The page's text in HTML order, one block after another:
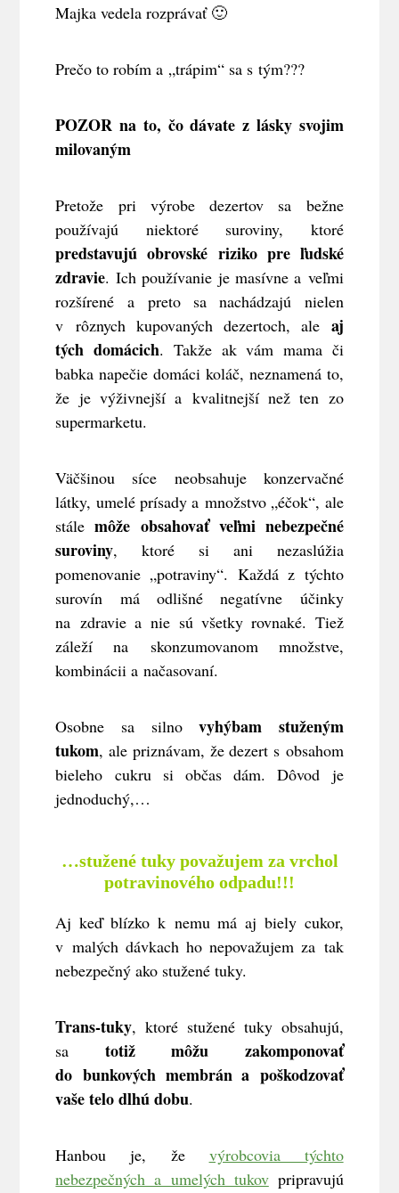
Majka vedela rozprávať 🙂
Prečo to robím a „trápim“ sa s tým???
POZOR na to, čo dávate z lásky svojim
milovaným
Pretože pri výrobe dezertov sa bežne
používajú niektoré suroviny, ktoré
predstavujú obrovské riziko pre ľudské
zdravie. Ich používanie je masívne a veľmi
rozšírené a preto sa nachádzajú nielen
v rôznych kupovaných dezertoch, ale aj
tých domácich. Takže ak vám mama či
babka napečie domáci koláč, neznamená to,
že je výživnejší a kvalitnejší než ten zo
supermarketu.
Väčšinou síce neobsahuje konzervačné
látky, umelé prísady a množstvo „éčok“, ale
stálemôže obsahovať veľmi nebezpečné
suroviny, ktoré si ani nezaslúžia
pomenovanie „potraviny“. Každá z týchto
surovín má odlišné negatívne účinky
na zdravie a nie sú všetky rovnaké. Tiež
záleží na skonzumovanom množstve,
kombinácii a načasovaní.
Osobne sa silnovyhýbam stuženým
tukom, ale priznávam, že dezert s obsahom
bieleho cukru si občas dám. Dôvod je
jednoduchý,…
…stužené tuky považujem za vrchol
potravinového odpadu!!!
Aj keď blízko k nemu má aj biely cukor,
v malých dávkach ho nepovažujem za tak
nebezpečný ako stužené tuky.
Trans-tuky, ktoré stužené tuky obsahujú,
sa totiž môžu zakomponovať
do bunkových membrán a poškodzovať
vaše telo dlhú dobu.
Hanbou je, že výrobcovia týchto
nebezpečných a umelých tukovpripravujú